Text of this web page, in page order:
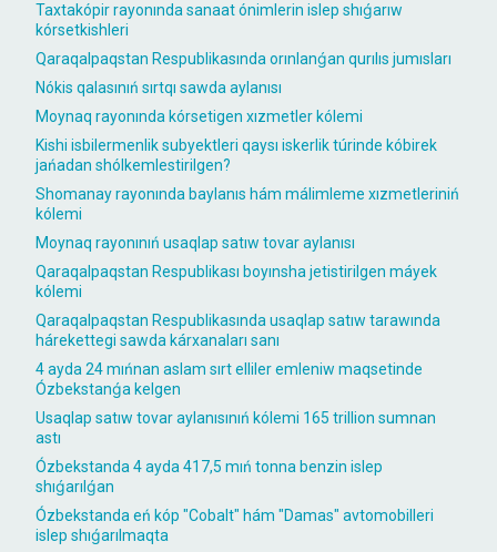
Taxtakópir rayonında sanaat ónimlerin islep shıǵarıw
kórsetkishleri
Qaraqalpaqstan Respublikasında orınlanǵan qurılıs jumısları
Nókis qalasınıń sırtqı sawda aylanısı
Moynaq rayonında kórsetigen xızmetler kólemi
Kishi isbilermenlik subyektleri qaysı iskerlik túrinde kóbirek
jańadan shólkemlestirilgen?
Shomanay rayonında baylanıs hám málimleme xızmetleriniń
kólemi
Moynaq rayonınıń usaqlap satıw tovar aylanısı
Qaraqalpaqstan Respublikası boyınsha jetistirilgen máyek
kólemi
Qaraqalpaqstan Respublikasında usaqlap satıw tarawında
hárekettegi sawda kárxanaları sanı
4 ayda 24 mıńnan aslam sırt elliler emleniw maqsetinde
Ózbekstanǵa kelgen
Usaqlap satıw tovar aylanısınıń kólemi 165 trillion sumnan
astı
Ózbekstanda 4 ayda 417,5 mıń tonna benzin islep
shıǵarılǵan
Ózbekstanda eń kóp "Cobalt" hám "Damas" avtomobilleri
islep shıǵarılmaqta